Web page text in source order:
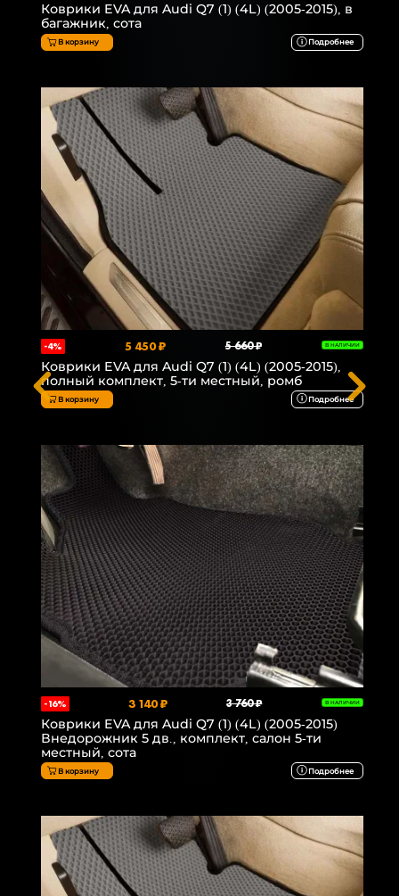
Коврики EVA для Audi Q7 (1) (4L) (2005-2015), в
багажник, сота
В корзину Подробнее
-4% 5 450 ₽ 5 660 ₽ В НАЛИЧИИ
Коврики EVA для Audi Q7 (1) (4L) (2005-2015),
полный комплект, 5-ти местный, ромб
В корзину Подробнее
-16% 3 140 ₽ 3 760 ₽ В НАЛИЧИИ
Коврики EVA для Audi Q7 (1) (4L) (2005-2015)
Внедорожник 5 дв., комплект, салон 5-ти
местный, сота
В корзину Подробнее